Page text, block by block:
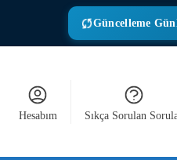
Güncelleme
Hesabım Sıkça Sorulan